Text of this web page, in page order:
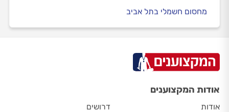
מחסום חשמלי בתל אביב
אודות המקצוענים
אודות
דרושים